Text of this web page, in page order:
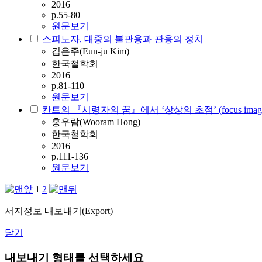
2016
p.55-80
원문보기
스피노자, 대중의 불관용과 관용의 정치
김은주(Eun-ju Kim)
한국철학회
2016
p.81-110
원문보기
칸트의 『시령자의 꿈』에서 ‘상상의 초점’ (focus
홍우람(Wooram Hong)
한국철학회
2016
p.111-136
원문보기
1 2
서지정보 내보내기(Export)
닫기
내보내기 형태를 선택하세요